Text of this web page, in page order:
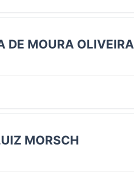
MOURA OLIVEIRA
MORSCH